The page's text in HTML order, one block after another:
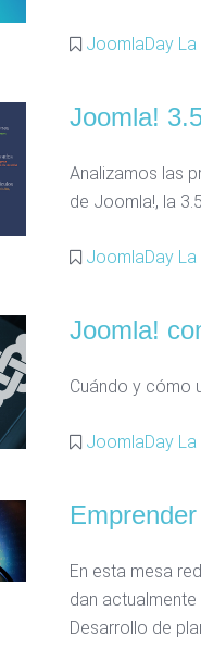
JoomlaDay La
Joomla!
Analizamos las
de Joomla!, la
JoomlaDay La
Joomla!
Cuándo y cómo
JoomlaDay La
En esta mesa
dan
Desarrollo de